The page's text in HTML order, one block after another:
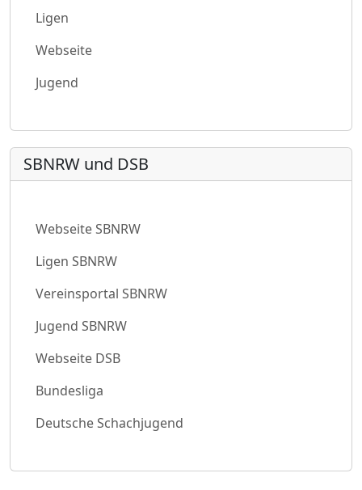
Ligen
Webseite
Jugend
SBNRW und DSB
Webseite SBNRW
Ligen SBNRW
Vereinsportal SBNRW
Jugend SBNRW
Webseite DSB
Bundesliga
Deutsche Schachjugend